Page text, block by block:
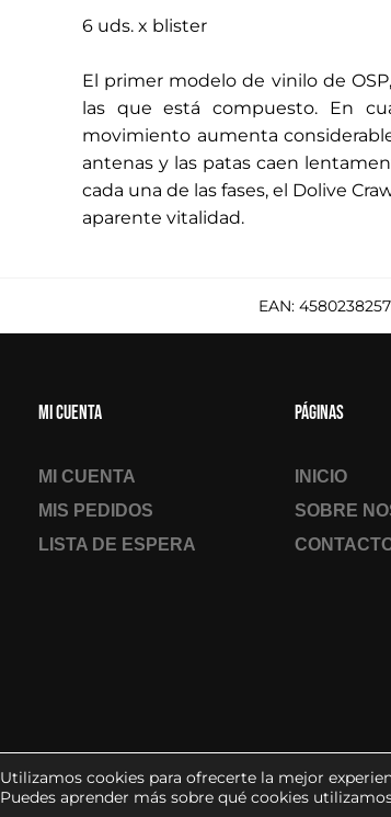
6 uds. x blister
El primer modelo de vinilo de
las que está compuesto. En
movimiento aumenta
antenas y las patas caen
cada una de las fases, el Dolive
aparente vitalidad.
EAN:
Mi cuenta
MI CUENTA
MIS PEDIDOS
LISTA DE ESPERA
Páginas
INICIO
SOBRE
Utilizamos cookies para ofrecerte la mejor
Puedes aprender más sobre qué cookies